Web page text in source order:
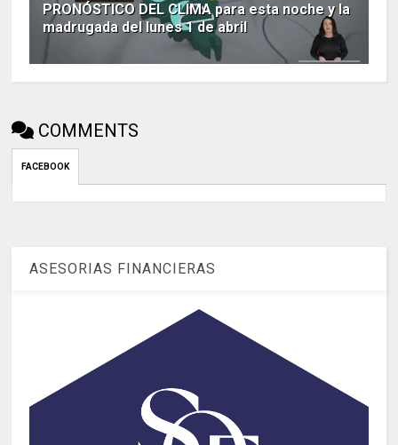
PRONÓSTICO DEL CLIMA para esta noche y la
madrugada del lunes 1 de abril
COMMENTS
FACEBOOK
ASESORIAS FINANCIERAS